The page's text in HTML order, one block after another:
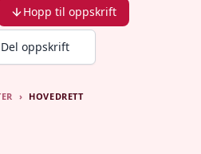
Hopp til oppskrift
Del oppskrift
› HOVEDRETT